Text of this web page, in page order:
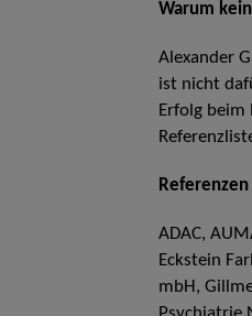
Warum
Alexander
ist nicht
Erfolg
Referenzen
ADAC,
Eckstein
mbH,